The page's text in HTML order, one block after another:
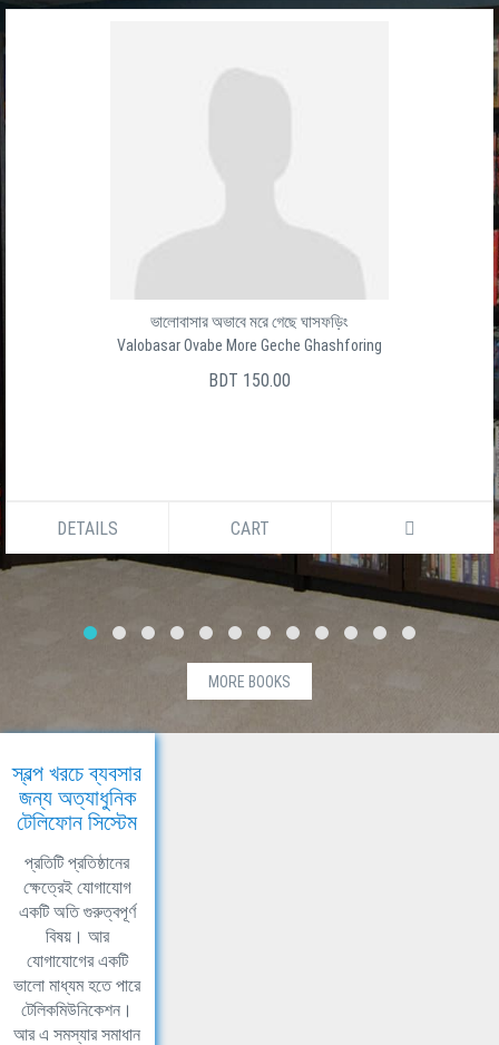
ভালোবাসার অভাবে মরে গেছে ঘাসফড়িং
Valobasar Ovabe More Geche Ghashforing
BDT 150.00
DETAILS CART
MORE BOOKS
স্বল্প খরচে ব্যবসার
জন্য অত্যাধুনিক
টেলিফোন সিস্টেম
প্রতিটি প্রতিষ্ঠানের
ক্ষেত্রেই যোগাযোগ
একটি অতি গুরুত্বপূর্ণ
বিষয়। আর
যোগাযোগের একটি
ভালো মাধ্যম হতে পারে
টেলিকমিউনিকেশন।
আর এ সমস্যার সমাধান